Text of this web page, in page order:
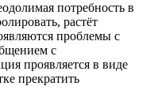
потребность в
растёт
проблемы с
с
проявляется в виде
прекратить